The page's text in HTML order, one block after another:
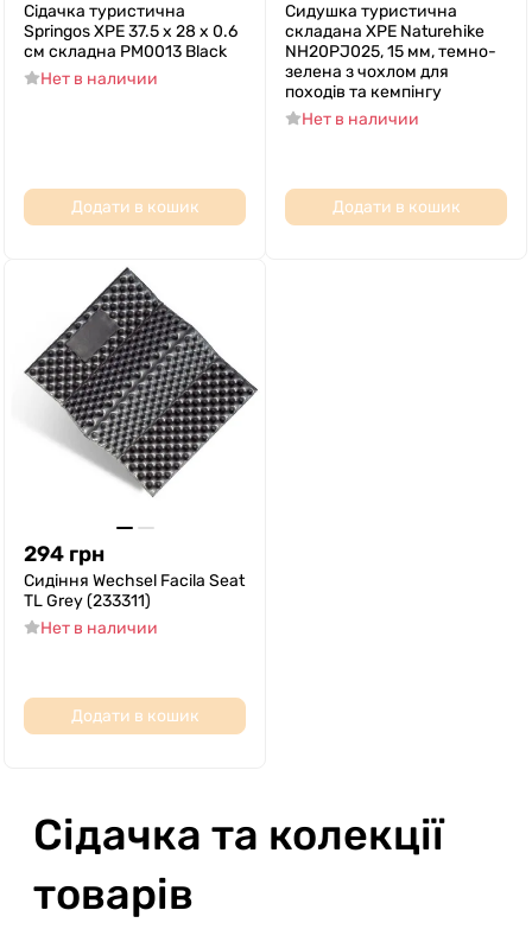
Сідачка туристична
Springos XPE 37.5 x 28 x 0.6
см складна PM0013 Black
Нет в наличии
Додати в кошик
Сидушка туристична
складана XPE Naturehike
NH20PJ025, 15 мм, темно-
зелена з чохлом для
походів та кемпінгу
Нет в наличии
Додати в кошик
294 грн
Сидіння Wechsel Facila Seat
TL Grey (233311)
Нет в наличии
Додати в кошик
Сідачка та колекції
товарів